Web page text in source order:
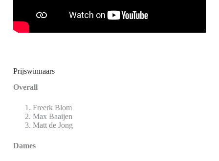
Prijswinnaars
Overall
Freerk Blom
Max Baaijen
Matt de Jong
Dames